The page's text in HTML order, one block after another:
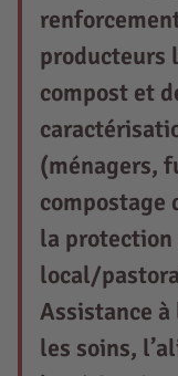
producteurs
compost et
(ménagers,
compostage
la protection
local/
Assistance à
les soins,